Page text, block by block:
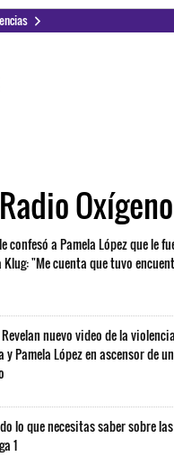
Oxígeno
confesó a Pamela López que le
"Me cuenta que tuvo
nuevo video de la
Pamela López en ascensor de un
lo que necesitas saber sobre las
1